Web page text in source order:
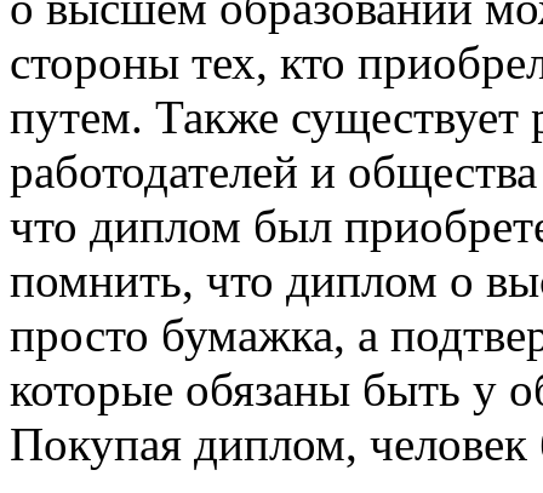
стороны тех, кто
путем. Также существует
работодателей и
что диплом был
помнить, что диплом о
просто бумажка, а
которые обязаны быть у
Покупая диплом, человек